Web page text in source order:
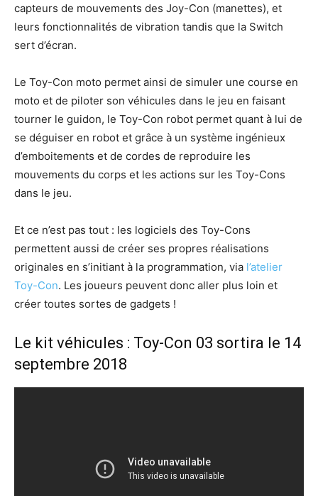
capteurs de mouvements des Joy-Con (manettes), et
leurs fonctionnalités de vibration tandis que la Switch
sert d’écran.
Le Toy-Con moto permet ainsi de simuler une course en
moto et de piloter son véhicules dans le jeu en faisant
tourner le guidon, le Toy-Con robot permet quant à lui de
se déguiser en robot et grâce à un système ingénieux
d’emboitements et de cordes de reproduire les
mouvements du corps et les actions sur les Toy-Cons
dans le jeu.
Et ce n’est pas tout : les logiciels des Toy-Cons
permettent aussi de créer ses propres réalisations
originales en s’initiant à la programmation, via l’atelier
Toy-Con. Les joueurs peuvent donc aller plus loin et
créer toutes sortes de gadgets !
Le kit véhicules : Toy-Con 03 sortira le 14
septembre 2018